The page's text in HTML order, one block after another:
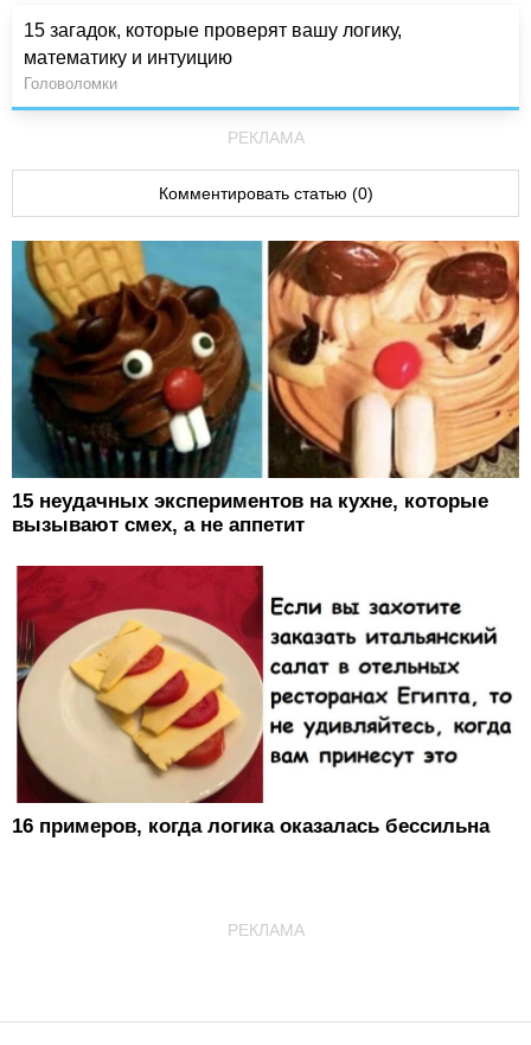
15 загадок, которые проверят вашу логику,
математику и интуицию
Головоломки
РЕКЛАМА
Комментировать статью (0)
15 неудачных экспериментов на кухне, которые
вызывают смех, а не аппетит
16 примеров, когда логика оказалась бессильна
РЕКЛАМА